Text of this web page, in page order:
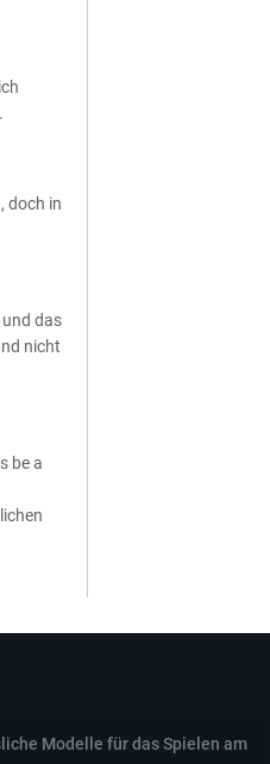
doch in
und das
nicht
be a
Modelle für das Spielen am